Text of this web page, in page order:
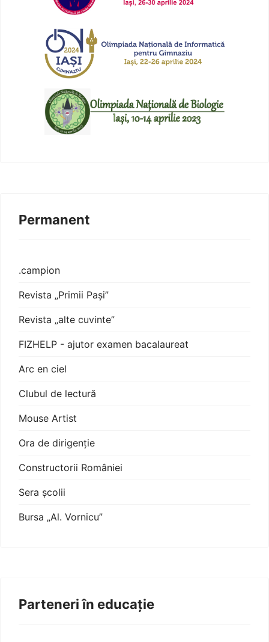
Permanent
.campion
Revista „Primii Pași”
Revista „alte cuvinte”
FIZHELP - ajutor examen bacalaureat
Arc en ciel
Clubul de lectură
Mouse Artist
Ora de dirigenție
Constructorii României
Sera școlii
Bursa „Al. Vornicu”
Parteneri în educație